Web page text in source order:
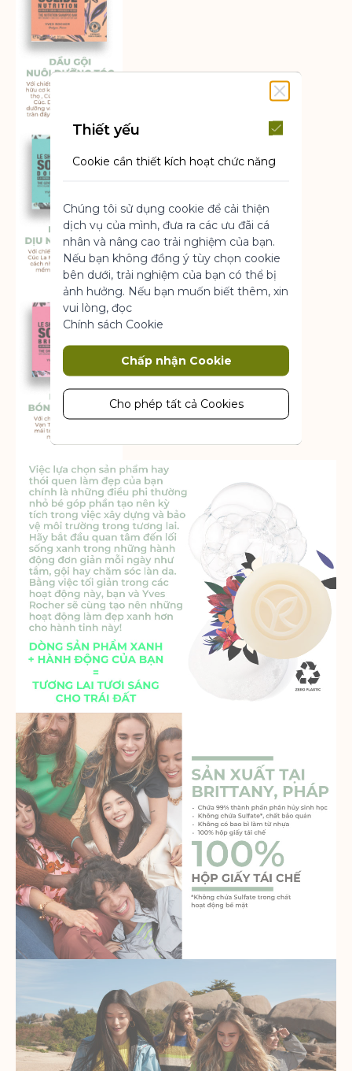
Thiết yếu
Cookie cần thiết kích hoạt chức năng
thể hoạt động bình thường. Chúng
giúp làm cho một trang web có thể sử
dụng được bằng cách kích hoạt chức
năng cơ bản.
Thông số sản phẩm
Cookie tiếp thị được sử dụng để theo
dõi và thu thập các hành động của
khách truy cập trên trang web. Cookie
lưu trữ dữ liệu người dùng và thông tin
đối tượng hơn. Ngoài ra, trải nghiệm
người dùng tùy chỉnh hơn có thể
được cung cấp theo thông tin thu
thập được.
Thông số sản phẩm
Phân tích
Một bộ cookie để thu thập thông tin
và báo cáo về số liệu thống kê sử
dụng trang web mà không nhận dạng
cá nhân từng khách truy cập vào
Google.
Thông số sản phẩm
Chúng tôi sử dụng cookie để cải thiện
dịch vụ của mình, đưa ra các ưu đãi cá
nhân và nâng cao trải nghiệm của bạn.
Nếu bạn không đồng ý tùy chọn cookie
bên dưới, trải nghiệm của bạn có thể bị
ảnh hưởng. Nếu bạn muốn biết thêm, xin
vui lòng, đọc
Chính sách Cookie
Chấp nhận Cookie
Cho phép tất cả Cookies